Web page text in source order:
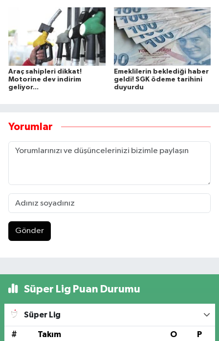
Araç sahipleri dikkat!
Motorine dev indirim
geliyor...
Emeklilerin beklediği haber
geldi! SGK ödeme tarihini
duyurdu
Yorumlar
Gönder
Süper Lig Puan Durumu
Süper Lig
# Takım O P